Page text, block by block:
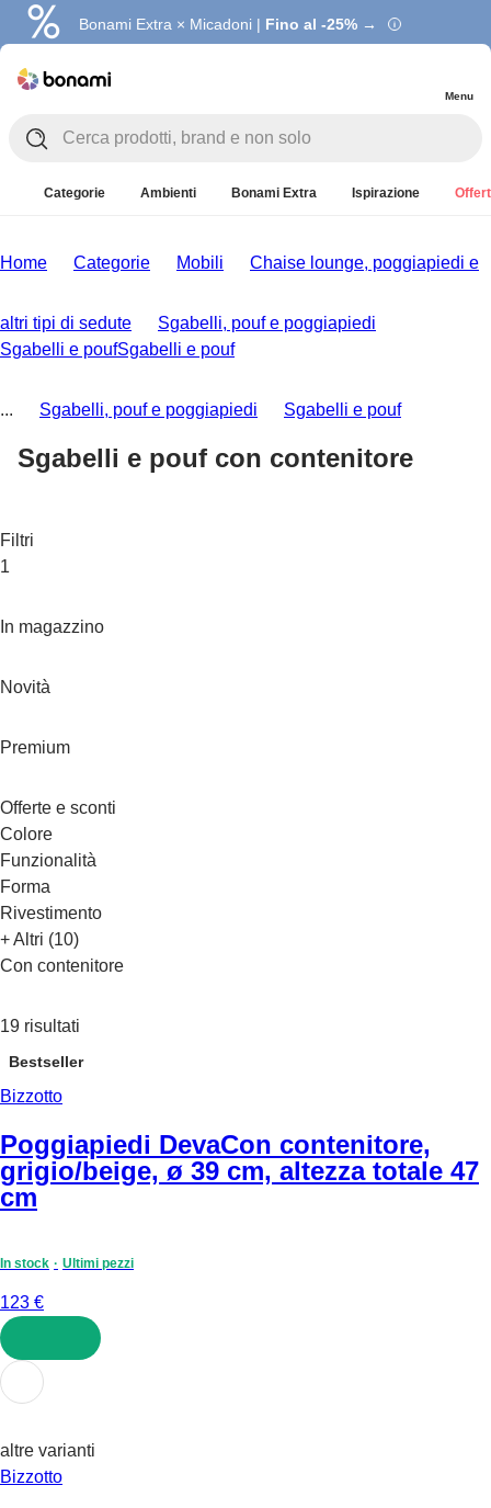
Bonami Extra × Micadoni | Fino al -25% →
Menu
Categorie Ambienti Bonami Extra Ispirazione
Home Categorie Mobili Chaise lounge, poggiapiedi e
altri tipi di sedute
Sgabelli, pouf e poggiapiedi
Sgabelli e poufSgabelli e pouf
... Sgabelli, pouf e poggiapiedi Sgabelli e pouf
Sgabelli e pouf con contenitore
Filtri
1
In magazzino
Novità
Premium
Offerte e sconti
Colore
Funzionalità
Forma
Rivestimento
+ Altri (10)
Con contenitore
19 risultati
Bestseller
Bizzotto
Poggiapiedi DevaCon contenitore,
grigio/beige, ø 39 cm, altezza totale 47
cm
In stock Ultimi pezzi
123 €
AGGIUNGI
altre varianti
Bizzotto